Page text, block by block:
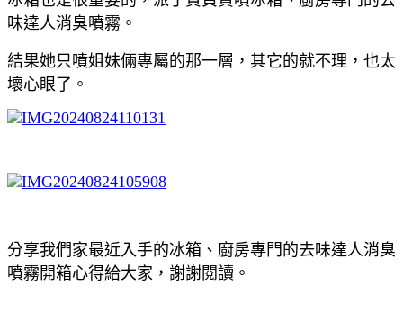
味達人消臭噴霧。
結果她只噴姐妹倆專屬的那一層，其它的就不理，也太
壞心眼了。
分享我們家最近入手的冰箱、廚房專門的去味達人消臭
噴霧開箱心得給大家，謝謝閱讀。